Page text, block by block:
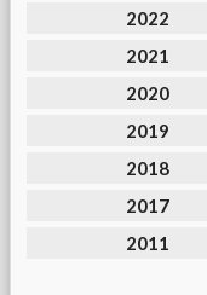
2022
2021
2020
2019
2018
2017
2011